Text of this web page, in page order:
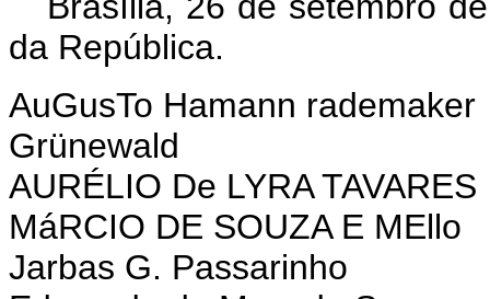
da República.
AuGusTo Hamann rademaker
Grünewald
AURÉLIO De LYRA TAVARES
MáRCIO DE SOUZA E MEllo
Jarbas G. Passarinho